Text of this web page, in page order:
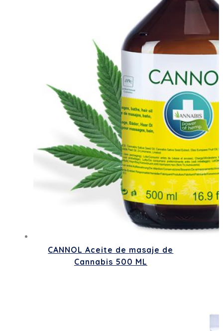
CANNOL Aceite de masaje de
Cannabis 500 ML